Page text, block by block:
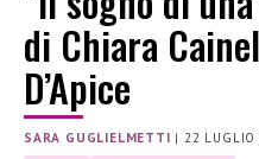
di Chiara
D’Apice
SARA GUGLIELMETTI | 22